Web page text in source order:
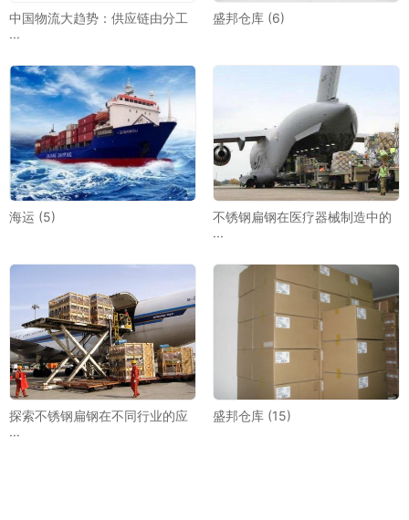
中国物流大趋势：供应链由分工
···
盛邦仓库 (6)
海运 (5)
不锈钢扁钢在医疗器械制造中的
···
探索不锈钢扁钢在不同行业的应
···
盛邦仓库 (15)